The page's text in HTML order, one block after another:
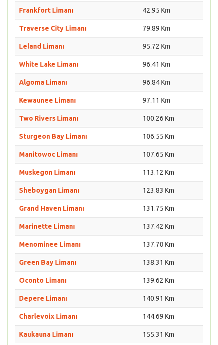
Frankfort Limanı 42.95 Km
Traverse City Limanı 79.89 Km
Leland Limanı 95.72 Km
White Lake Limanı 96.41 Km
Algoma Limanı 96.84 Km
Kewaunee Limanı 97.11 Km
Two Rivers Limanı 100.26 Km
Sturgeon Bay Limanı 106.55 Km
Manitowoc Limanı 107.65 Km
Muskegon Limanı 113.12 Km
Sheboygan Limanı 123.83 Km
Grand Haven Limanı 131.75 Km
Marinette Limanı 137.42 Km
Menominee Limanı 137.70 Km
Green Bay Limanı 138.31 Km
Oconto Limanı 139.62 Km
Depere Limanı 140.91 Km
Charlevoix Limanı 144.69 Km
Kaukauna Limanı 155.31 Km